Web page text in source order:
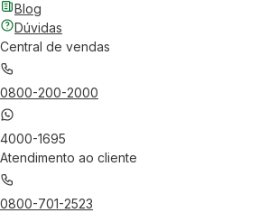
Blog
Dúvidas
Central de vendas
0800-200-2000
4000-1695
Atendimento ao cliente
0800-701-2523